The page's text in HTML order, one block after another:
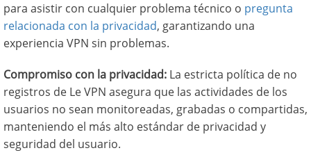
para asistir con cualquier problema técnico o pregunta
relacionada con la privacidad, garantizando una
experiencia VPN sin problemas.
Compromiso con la privacidad: La estricta política de no
registros de Le VPN asegura que las actividades de los
usuarios no sean monitoreadas, grabadas o compartidas,
manteniendo el más alto estándar de privacidad y
seguridad del usuario.